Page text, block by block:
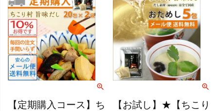
【定期購入コース】ち
【お試し】★【ちこり